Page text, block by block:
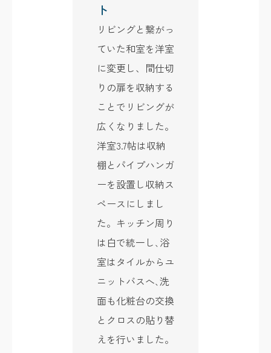
ト
リビングと繋がっ
ていた和室を洋室
に変更し、間仕切
りの扉を収納する
ことでリビングが
広くなりました。
洋室3.7帖は収納
棚とパイプハンガ
ーを設置し収納ス
ペースにしまし
た。キッチン周り
は白で統一し､浴
室はタイルからユ
ニットバスへ､洗
面も化粧台の交換
とクロスの貼り替
えを行いました。